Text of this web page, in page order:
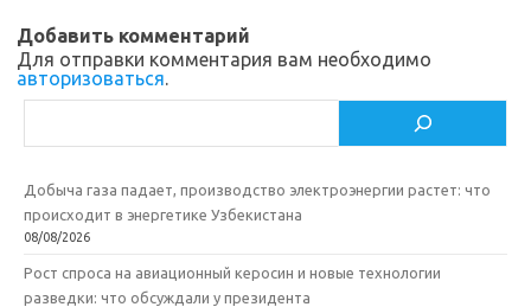
ik
i
ь
Добавить комментарий
Для отправки комментария вам необходимо
авторизоваться.
Добыча газа падает, производство электроэнергии растет: что
происходит в энергетике Узбекистана
08/08/2026
Рост спроса на авиационный керосин и новые технологии
разведки: что обсуждали у президента